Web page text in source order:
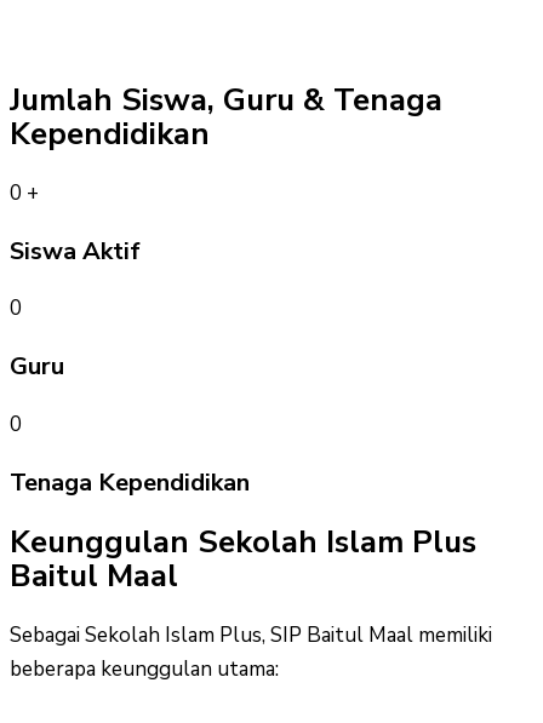
Jumlah Siswa, Guru & Tenaga
Kependidikan
0 +
Siswa Aktif
0
Guru
0
Tenaga Kependidikan
Keunggulan Sekolah Islam Plus
Baitul Maal
Sebagai Sekolah Islam Plus, SIP Baitul Maal memiliki
beberapa keunggulan utama: